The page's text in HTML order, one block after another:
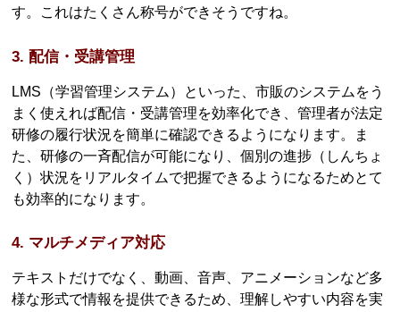
す。これはたくさん称号ができそうですね。
3. 配信・受講管理
LMS（学習管理システム）といった、市販のシステムをう
まく使えれば配信・受講管理を効率化でき、管理者が法定
研修の履行状況を簡単に確認できるようになります。ま
た、研修の一斉配信が可能になり、個別の進捗（しんちょ
く）状況をリアルタイムで把握できるようになるためとて
も効率的になります。
4. マルチメディア対応
テキストだけでなく、動画、音声、アニメーションなど多
様な形式で情報を提供できるため、理解しやすい内容を実